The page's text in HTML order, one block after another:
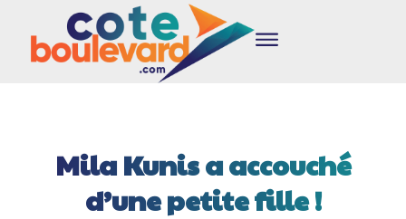
Mila Kunis a accouché
d’une petite fille !